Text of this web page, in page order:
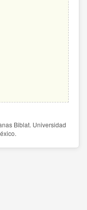
Biblat. Universidad